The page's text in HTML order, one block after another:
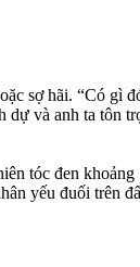
sợ hãi. “Có gì
dự và anh ta tôn
tóc đen
yếu đuối trên